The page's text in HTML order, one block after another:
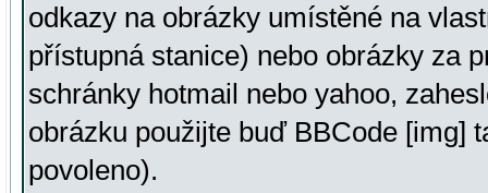
odkazy na obrázky umístěné na
přístupná stanice) nebo obrázky za
schránky hotmail nebo yahoo,
obrázku použijte buď BBCode [img]
povoleno).